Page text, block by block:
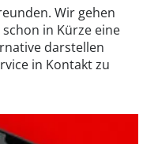
Wir gehen
in Kürze eine
darstellen
in Kontakt zu